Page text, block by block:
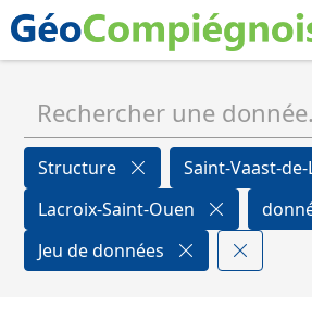
Structure
Saint-Vaast-
Lacroix-Saint-Ouen
Jeu de données